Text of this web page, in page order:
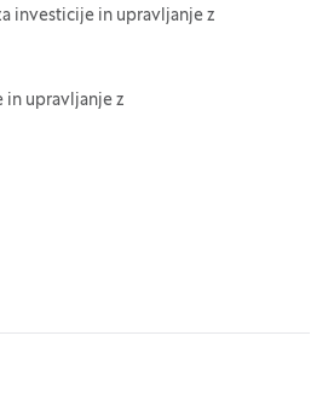
investicije in upravljanje z
in upravljanje z